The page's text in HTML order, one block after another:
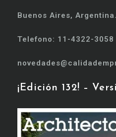
Buenos Aires, Argentina.
Telefono: 11-4322-3058
¡Edición 132! –